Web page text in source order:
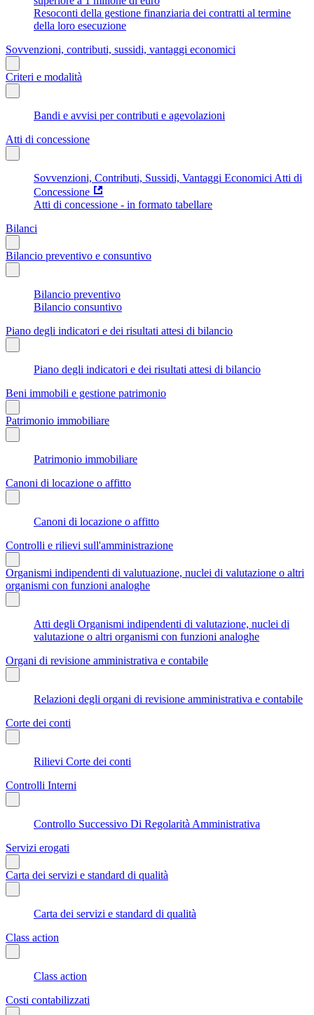
Resoconti della gestione finanziaria dei contratti al termine
della loro esecuzione
Sovvenzioni, contributi, sussidi, vantaggi economici
Criteri e modalità
Bandi e avvisi per contributi e agevolazioni
Atti di concessione
Sovvenzioni, Contributi, Sussidi, Vantaggi Economici Atti di
Concessione
Atti di concessione - in formato tabellare
Bilanci
Bilancio preventivo e consuntivo
Bilancio preventivo
Bilancio consuntivo
Piano degli indicatori e dei risultati attesi di bilancio
Piano degli indicatori e dei risultati attesi di bilancio
Beni immobili e gestione patrimonio
Patrimonio immobiliare
Patrimonio immobiliare
Canoni di locazione o affitto
Canoni di locazione o affitto
Controlli e rilievi sull'amministrazione
Organismi indipendenti di valutuazione, nuclei di valutazione o altri
organismi con funzioni analoghe
Atti degli Organismi indipendenti di valutazione, nuclei di
valutazione o altri organismi con funzioni analoghe
Organi di revisione amministrativa e contabile
Relazioni degli organi di revisione amministrativa e contabile
Corte dei conti
Rilievi Corte dei conti
Controlli Interni
Controllo Successivo Di Regolarità Amministrativa
Servizi erogati
Carta dei servizi e standard di qualità
Carta dei servizi e standard di qualità
Class action
Class action
Costi contabilizzati